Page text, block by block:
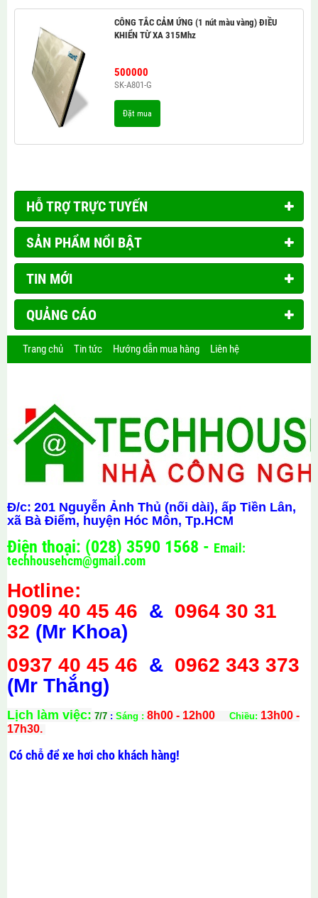
CÔNG TẮC CẢM ỨNG (1 nút màu vàng) ĐIỀU
KHIỂN TỪ XA 315Mhz
500000
SK-A801-G
Đặt mua
HỖ TRỢ TRỰC TUYẾN
SẢN PHẨM NỔI BẬT
TIN MỚI
QUẢNG CÁO
Trang chủ Tin tức Hướng dẫn mua hàng Liên hệ
Đ/c: 201 Nguyễn Ảnh Thủ (nối dài), ấp Tiền Lân,
xã Bà Điểm, huyện Hóc Môn, Tp.HCM
Điện thoại: (028) 3590 1568 - Email:
techhousehcm@gmail.com
Hotline:
0909 40 45 46 & 0964 30 31
32 (Mr Khoa)
0937 40 45 46 &0962 343 373
(Mr Thắng)
Lịch làm việc: 7/7: Sáng : 8h00 - 12h00 Chiều: 13h00 -
17h30.
Có chỗ để xe hơi cho khách hàng!